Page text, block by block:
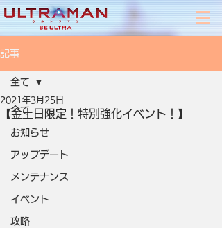
記事
全て
お知らせ
アップデート
メンテナンス
イベント
攻略
全て
【金土日限定！特別強化イベント！】
2021年3月25日